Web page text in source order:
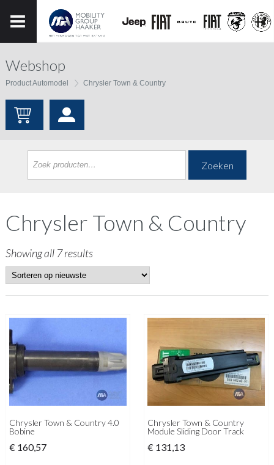
Webshop
Product Automodel Chrysler Town & Country
Zoeken
Chrysler Town & Country
Showing all 7 results
Chrysler Town & Country 4.0
Bobine
€ 160,57
Chrysler Town & Country
Module Sliding Door Track
€ 131,13